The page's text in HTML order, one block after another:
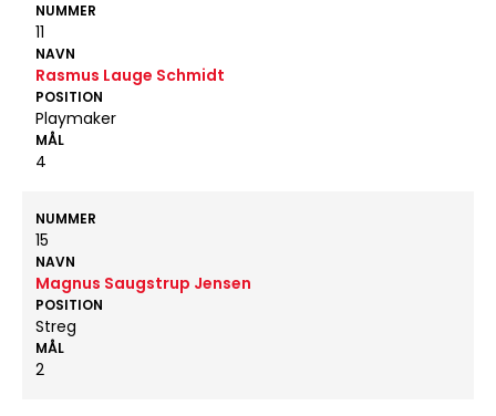
NUMMER
11
NAVN
Rasmus Lauge Schmidt
POSITION
Playmaker
MÅL
4
NUMMER
15
NAVN
Magnus Saugstrup Jensen
POSITION
Streg
MÅL
2